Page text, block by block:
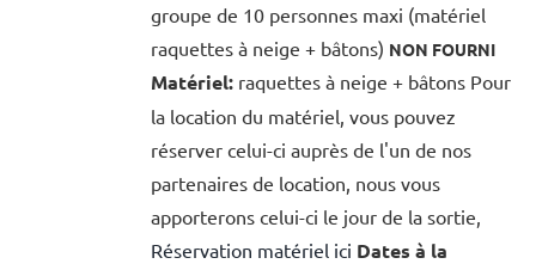
groupe de 10 personnes maxi (matériel
raquettes à neige + bâtons) NON FOURNI
Matériel:raquettes à neige + bâtons Pour
la location du matériel, vous pouvez
réserver celui-ci auprès de l'un de nos
partenaires de location, nous vous
apporterons celui-ci le jour de la sortie,
Réservation matériel ici Dates à la